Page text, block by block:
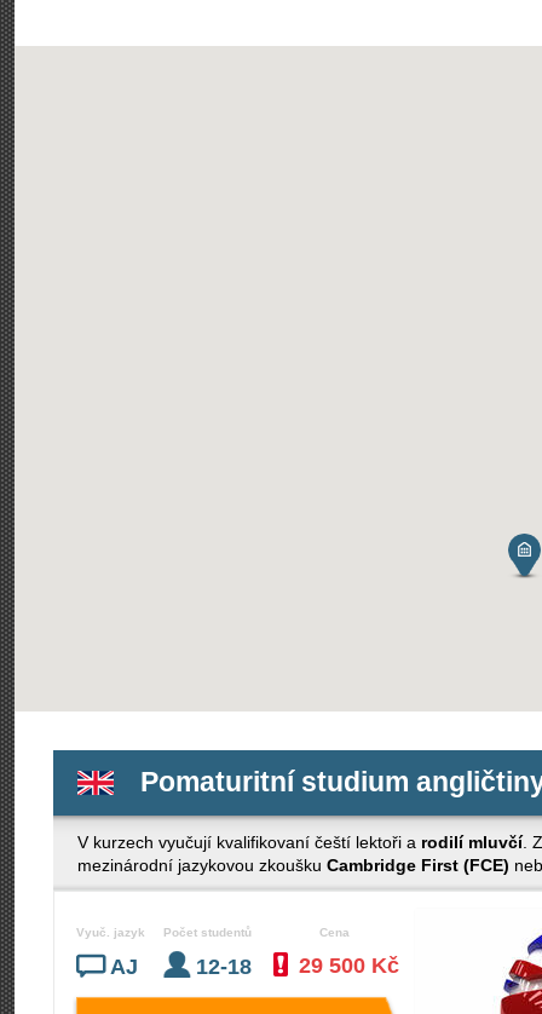
Pomaturitní studium
V kurzech vyučují kvalifikovaní čeští lektoři a rodilí mluvčí.
mezinárodní jazykovou zkoušku Cambridge First (FCE)
Vyuč. jazyk
AJ
Počet studentů
12-18
Cena
29 500 Kč